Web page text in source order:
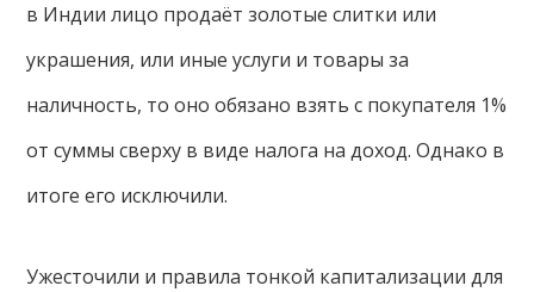
в Индии лицо продаёт золотые слитки или
украшения, или иные услуги и товары за
наличность, то оно обязано взять с покупателя 1%
от суммы сверху в виде налога на доход. Однако в
итоге его исключили.
Ужесточили и правила тонкой капитализации для